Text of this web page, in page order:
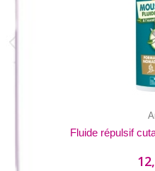
Fluide répulsif